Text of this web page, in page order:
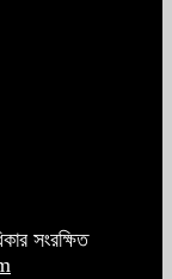
সংরক্ষিত